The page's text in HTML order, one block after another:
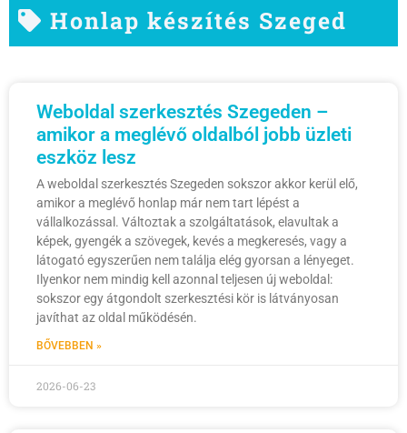
Honlap készítés Szeged
Weboldal szerkesztés Szegeden –
amikor a meglévő oldalból jobb üzleti
eszköz lesz
A weboldal szerkesztés Szegeden sokszor akkor kerül elő,
amikor a meglévő honlap már nem tart lépést a
vállalkozással. Változtak a szolgáltatások, elavultak a
képek, gyengék a szövegek, kevés a megkeresés, vagy a
látogató egyszerűen nem találja elég gyorsan a lényeget.
Ilyenkor nem mindig kell azonnal teljesen új weboldal:
sokszor egy átgondolt szerkesztési kör is látványosan
javíthat az oldal működésén.
BŐVEBBEN »
2026-06-23